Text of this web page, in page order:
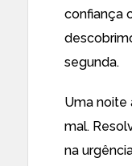
confiança
segunda.
Uma noite
mal.
na